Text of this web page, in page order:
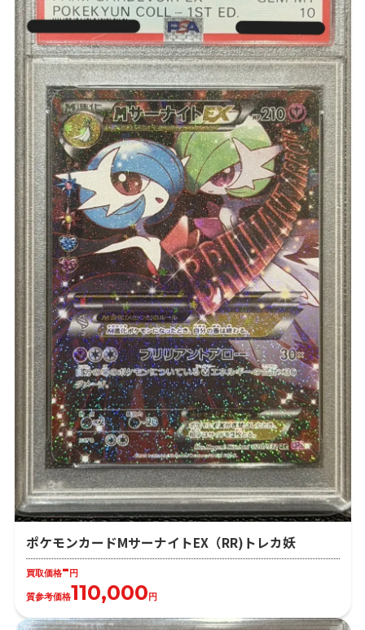
ポケモンカードMサーナイトEX（RR)トレカ妖
買取価格-円
質参考価格110,000円